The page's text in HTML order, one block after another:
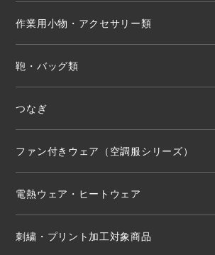
作業用小物・アクセサリー類
鞄・バッグ類
つなぎ
ファン付きウェア（空調服シリーズ）
電熱ウェア・ヒートウェア
刺繍・プリント加工対象商品